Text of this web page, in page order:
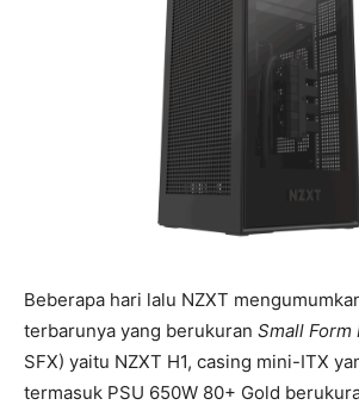
Beberapa hari lalu NZXT
terbarunya yang berukuran Small Form
SFX) yaitu NZXT H1, casing mini-ITX
termasuk PSU 650W 80+ Gold